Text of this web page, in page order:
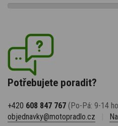
Potřebujete poradit?
+420 608 847 767 (Po-Pá: 9-14
objednavky@motopradlo.cz